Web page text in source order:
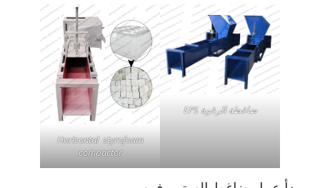
ضاغطة الرغوة EPS
Horizontal styrofoam
compactor